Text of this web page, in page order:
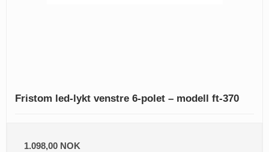
Fristom led-lykt venstre 6-polet – modell ft-370
1.098,00 NOK